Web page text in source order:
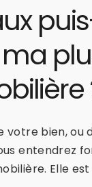
votre bien, ou
entendrez
Elle